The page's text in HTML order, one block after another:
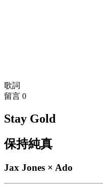
歌詞
留言 0
Stay Gold
保持純真
Jax Jones × Ado